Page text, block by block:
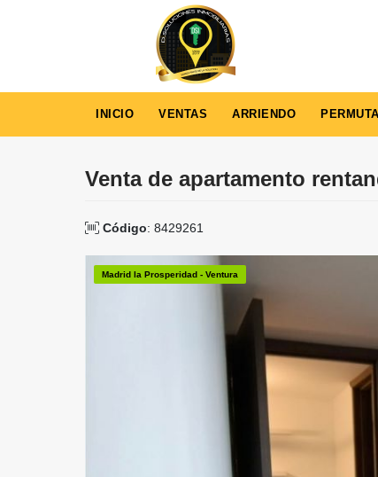
INICIO VENTAS ARRIENDO
Venta de apartamento
Código: 8429261
Madrid la Prosperidad - Ventura